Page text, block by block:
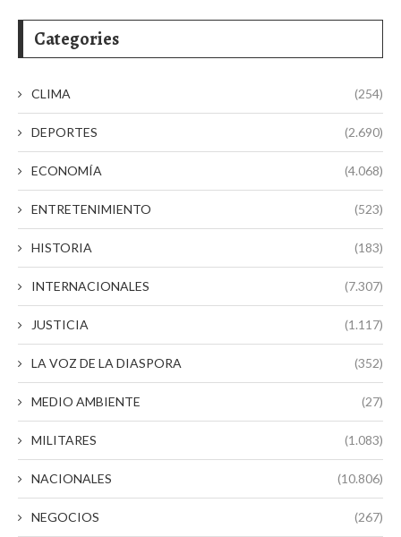
Categories
CLIMA (254)
DEPORTES (2.690)
ECONOMÍA (4.068)
ENTRETENIMIENTO (523)
HISTORIA (183)
INTERNACIONALES (7.307)
JUSTICIA (1.117)
LA VOZ DE LA DIASPORA (352)
MEDIO AMBIENTE (27)
MILITARES (1.083)
NACIONALES (10.806)
NEGOCIOS (267)